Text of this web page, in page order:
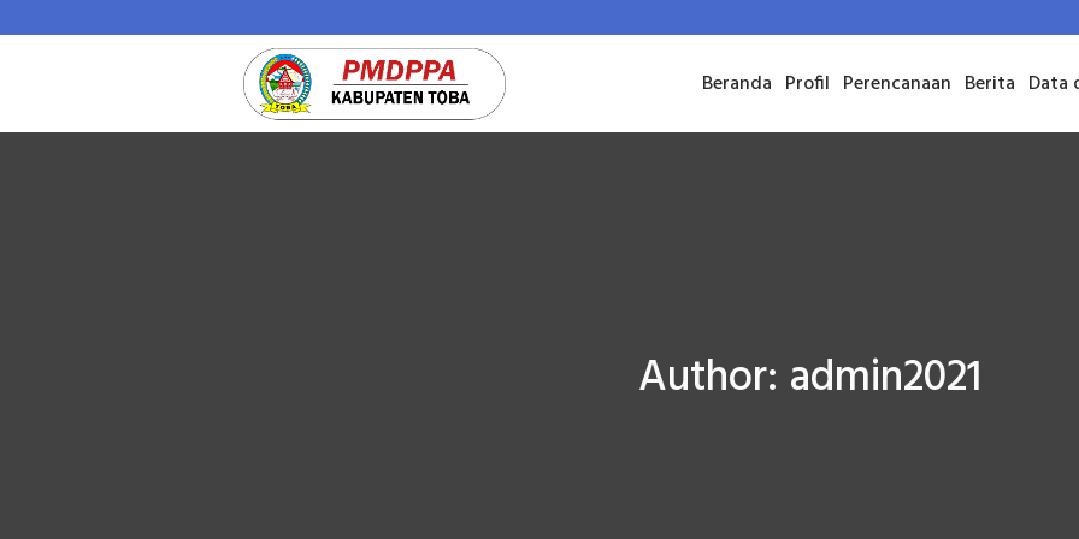
Beranda Profil Perencanaan Berita Data
Author: admin2021